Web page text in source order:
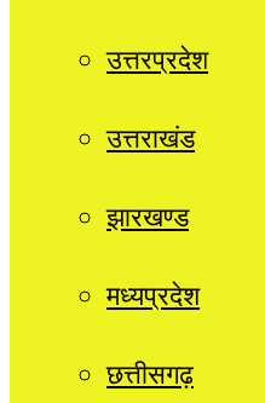
उत्तरप्रदेश
उत्तराखंड
झारखण्ड
मध्यप्रदेश
छत्तीसगढ़